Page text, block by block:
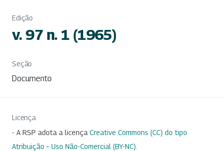
Edição
v. 97 n. 1 (1965)
Seção
Documento
Licença
- A RSP adota a licença Creative Commons (CC) do tipo
Atribuição – Uso Não-Comercial (BY-NC)